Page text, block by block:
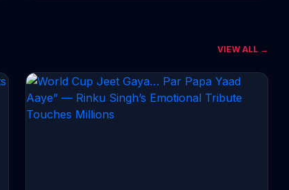
CONTINUE READING →
VIEW ALL →